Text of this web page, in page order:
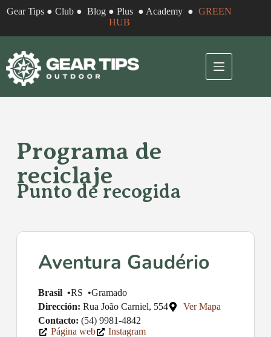
Gear Tips ●Club ●Blog ●Plus ● Academy ●GREEN
HUB
Programa de
reciclaje
Punto de recogida
Aventura Gaudério
Brasil •RS •Gramado
Dirección: Rua João Carniel, 554
Ver Mapa
Contacto: (54) 9981-4842
Página web
Instagram